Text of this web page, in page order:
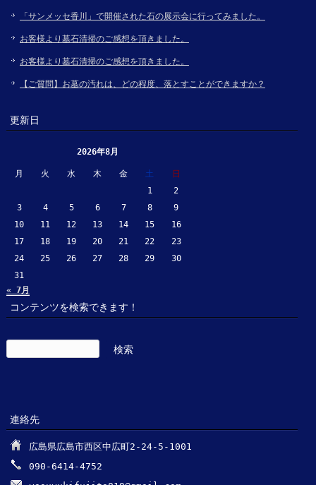
「サンメッセ香川」で開催された石の展示会に行ってみました。
お客様より墓石清掃のご感想を頂きました。
お客様より墓石清掃のご感想を頂きました。
【ご質問】お墓の汚れは、どの程度、落とすことができますか？
更新日
2026年8月
月 火 水 木 金 土
日
1
2
3
4 5 6 7 8
9
10
11 12 13 14 15
16
17
18 19 20 21 22
23
24
25 26 27 28 29
30
31
« 7月
コンテンツを検索できます！
索:
連絡先
広島県広島市西区中広町2-24-5-1001
090-6414-4752